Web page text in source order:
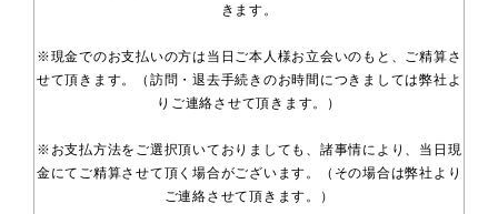
きます。
※現金でのお支払いの方は当日ご本人様お立会いのもと、ご精算さ
せて頂きます。（訪問・退去手続きのお時間につきましては弊社よ
りご連絡させて頂きます。）
※お支払方法をご選択頂いておりましても、諸事情により、当日現
金にてご精算させて頂く場合がございます。（その場合は弊社より
ご連絡させて頂きます。）